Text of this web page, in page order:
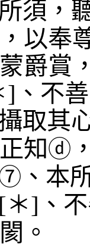
須，
以奉
爵賞
、不
取其
知ⓓ
、本
[＊]、
。